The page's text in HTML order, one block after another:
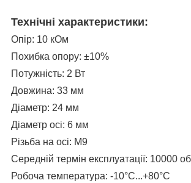
Технічні характеристики:
Опір: 10 кОм
Похибка опору: ±10%
Потужність: 2 Вт
Довжина: 33 мм
Діаметр: 24 мм
Діаметр осі: 6 мм
Різьба на осі: М9
Середній термін експлуатації: 10000
Робоча температура: -10°С...+80°С